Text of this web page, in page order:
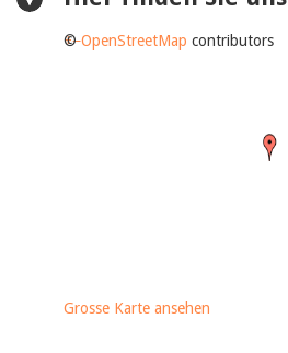
+−
©OpenStreetMap contributors
Grosse Karte ansehen